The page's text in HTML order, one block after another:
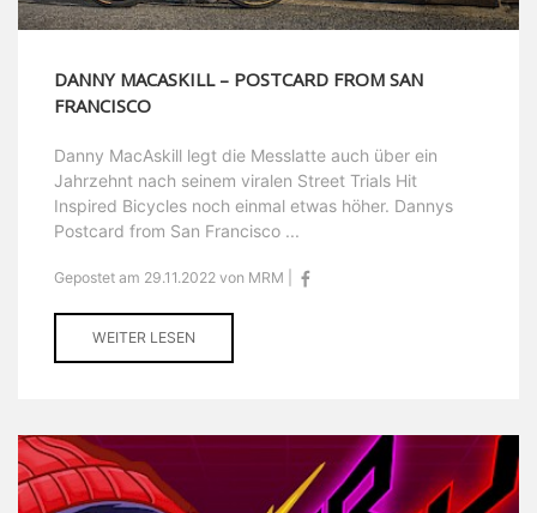
DANNY MACASKILL – POSTCARD FROM SAN
FRANCISCO
Danny MacAskill legt die Messlatte auch über ein
Jahrzehnt nach seinem viralen Street Trials Hit
Inspired Bicycles noch einmal etwas höher. Dannys
Postcard from San Francisco ...
Gepostet am 29.11.2022 von MRM |
WEITER LESEN